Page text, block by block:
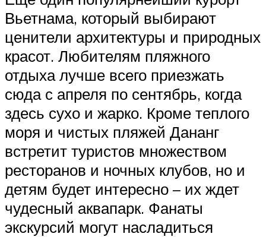
Вьетнама, который выбирают
ценители архитектуры и природных
красот. Любителям пляжного
отдыха лучше всего приезжать
сюда с апреля по сентябрь, когда
здесь сухо и жарко. Кроме теплого
моря и чистых пляжей Дананг
встретит туристов множеством
ресторанов и ночных клубов, но и
детям будет интересно – их ждет
чудесный аквапарк. Фанаты
экскурсий могут насладиться